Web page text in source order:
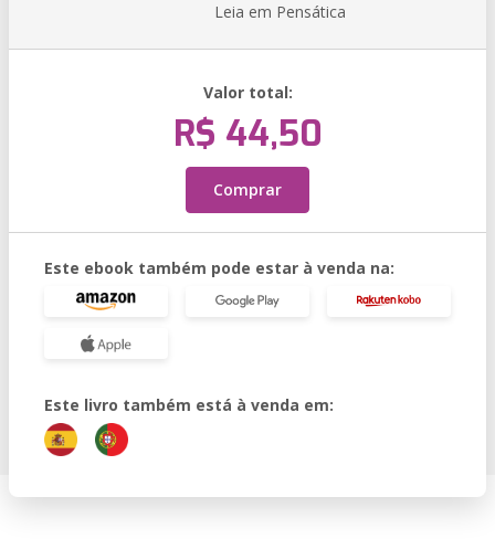
Leia em Pensática
Valor total:
R$ 44,50
Comprar
Este ebook também pode estar à venda na:
Este livro também está à venda em: